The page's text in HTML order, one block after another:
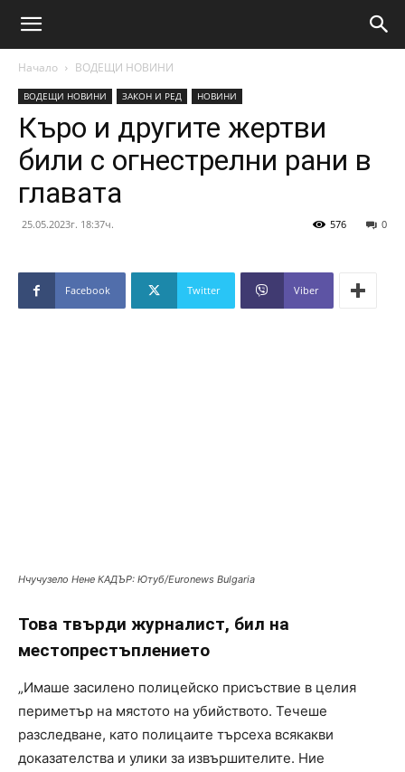
Начало ВОДЕЩИ НОВИНИ
ВОДЕЩИ НОВИНИ ЗАКОН И РЕД НОВИНИ
Къро и другите жертви
били с огнестрелни рани в
главата
25.05.2023г. 18:37ч. 0
576
Facebook Twitter Viber
Нчучузело Нене КАДЪР: Ютуб/Euronews Bulgaria
Това твърди журналист, бил на
местопрестъплението
„Имаше засилено полицейско присъствие в целия
периметър на мястото на убийството. Течеше
разследване, като полицаите търсеха всякакви
доказателства и улики за извършителите. Ние